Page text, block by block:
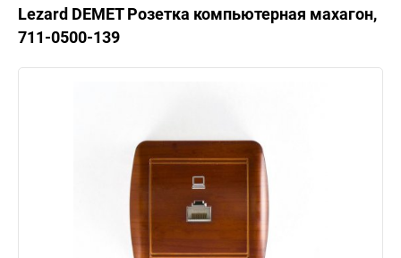
Lezard DEMET Розетка компьютерная махагон,
711-0500-139